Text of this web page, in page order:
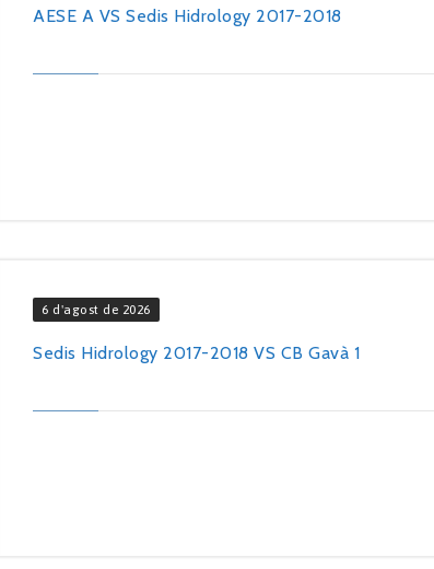
AESE A VS Sedis Hidrology 2017-2018
6 d'agost de 2026
Sedis Hidrology 2017-2018 VS CB Gavà 1